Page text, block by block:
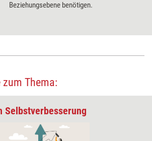
Beziehungsebene benötigen.
Thema:
Selbstverbesserung